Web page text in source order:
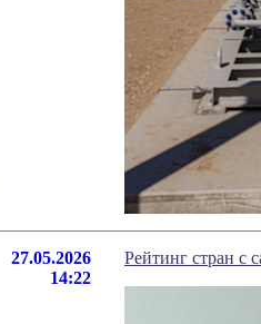
27.05.2026
14:22
Рейтинг стран с